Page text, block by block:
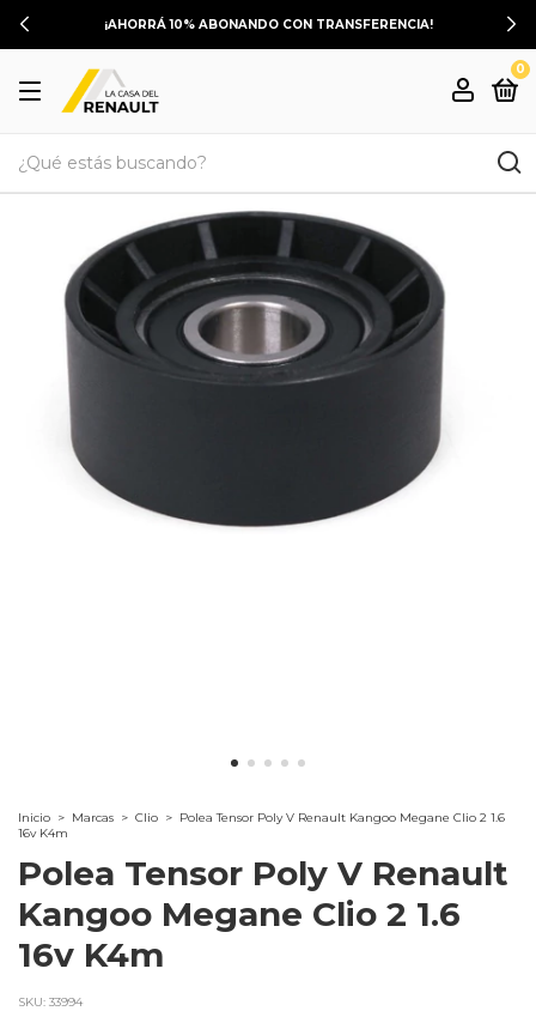
¡AHORRÁ 10% ABONANDO CON TRANSFERENCIA!
0
Inicio > Marcas > Clio > Polea Tensor Poly V Renault Kangoo Megane Clio 2 1.6
16v K4m
Polea Tensor Poly V Renault
Kangoo Megane Clio 2 1.6
16v K4m
SKU: 33994